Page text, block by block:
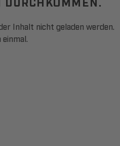
Inhalt nicht geladen werden.